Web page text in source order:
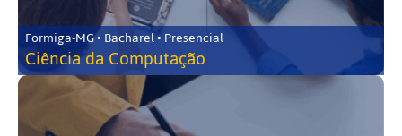
Formiga-MG • Bacharel • Presencial
Ciência da Computação